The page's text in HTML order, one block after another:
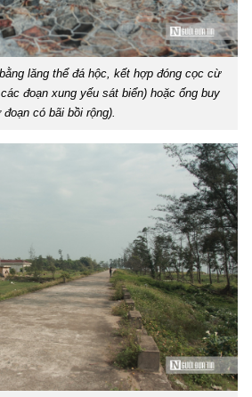
lăng thể đá hộc, kết hợp đóng cọc cừ
đoạn xung yếu sát biển) hoặc ống buy
đoạn có bãi bồi rộng).